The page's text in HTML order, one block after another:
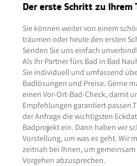
Der erste Schritt zu Ihrem
Sie können weiter von einem
träumen oder heute den ersten
Senden Sie uns einfach
Als Ihr Partner fürs Bad in Bad
Sie individuell und umfassend
Badlösungen und Preise. Gerne
einen Vor-Ort-Bad-Check, damit
Empfehlungen garantiert
der Anfrage die wichtigsten
Badprojekt ein. Dann haben wir
Vorstellung, um was es geht. Wir
zeitnah bei Ihnen, um
Vorgehen abzusprechen.